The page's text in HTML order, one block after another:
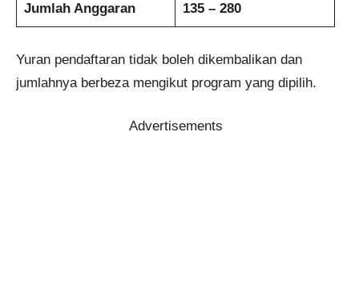
Jumlah Anggaran 135 – 280
Yuran pendaftaran tidak boleh dikembalikan dan
jumlahnya berbeza mengikut program yang dipilih.
Advertisements